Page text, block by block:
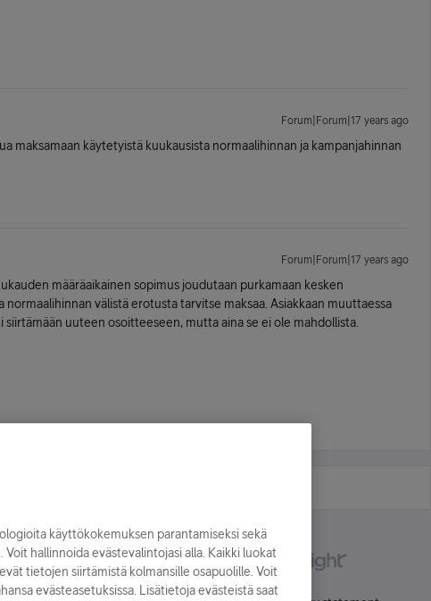
Forum|Forum|17 years ago
maksamaan käytetyistä kuukausista normaalihinnan ja kampanjahinnan
Forum|Forum|17 years ago
määräaikainen sopimus joudutaan purkamaan kesken
normaalihinnan välistä erotusta tarvitse maksaa. Asiakkaan muuttaessa
siirtämään uuteen osoitteeseen, mutta aina se ei ole mahdollista.
käyttökokemuksen parantamiseksi sekä
hallinnoida evästevalintojasi alla. Kaikki luokat
tietojen siirtämistä kolmansille osapuolille. Voit
evästeasetuksissa. Lisätietoja evästeistä saat